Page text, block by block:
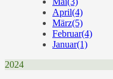
April(4)
März(5)
Februar(4)
Januar(1)
2024